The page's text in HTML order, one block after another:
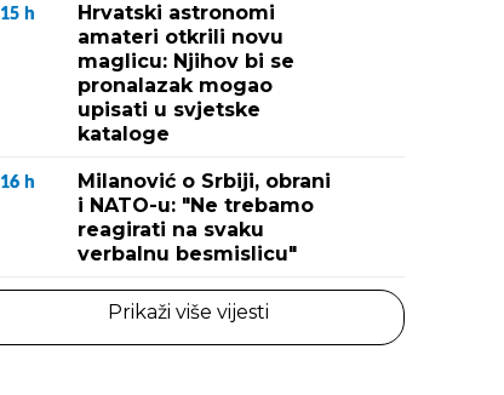
15 h
Hrvatski astronomi
amateri otkrili novu
maglicu: Njihov bi se
pronalazak mogao
upisati u svjetske
kataloge
16 h
Milanović o Srbiji, obrani
i NATO-u: "Ne trebamo
reagirati na svaku
verbalnu besmislicu"
Prikaži više vijesti